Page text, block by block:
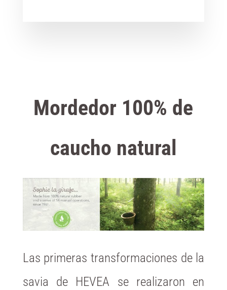
Mordedor 100% de
caucho natural
Las primeras transformaciones de la
savia de HEVEA se realizaron en